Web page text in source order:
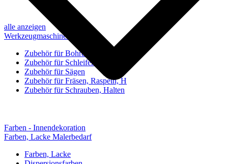
alle anzeigen
Werkzeugmaschinen-Zubehör
Zubehör für Bohren, Bohrhilfen
Zubehör für Schleifen, Poliere
Zubehör für Sägen
Zubehör für Fräsen, Raspeln, H
Zubehör für Schrauben, Halten
Farben - Innendekoration
Farben, Lacke Malerbedarf
Farben, Lacke